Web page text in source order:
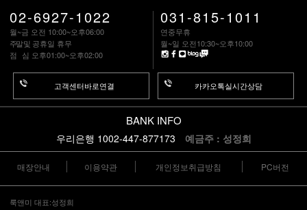
02-6927-1022
월~금 오전 10:00~오후06:00
주말및 공휴일 휴무
점 심 오후01:00~오후02:00
고객센터바로연결
031-815-1011
연중무휴
월~일 오전10:30~오후10:00
카카오톡실시간상담
BANK INFO
우리은행 1002-447-877173 예금주 : 성정희
매장안내 이용약관 개인정보취급방침 PC버전
룩앤미 대표:성정희